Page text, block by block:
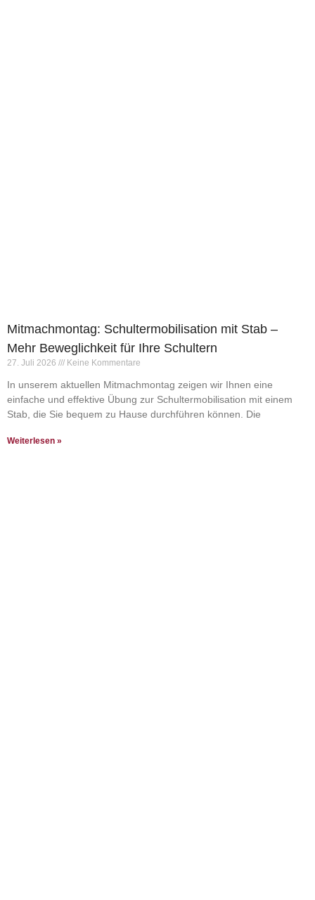
Mitmachmontag: Schultermobilisation mit Stab –
Mehr Beweglichkeit für Ihre Schultern
27. Juli 2026 Keine Kommentare
In unserem aktuellen Mitmachmontag zeigen wir Ihnen eine
einfache und effektive Übung zur Schultermobilisation mit einem
Stab, die Sie bequem zu Hause durchführen können. Die
Weiterlesen »